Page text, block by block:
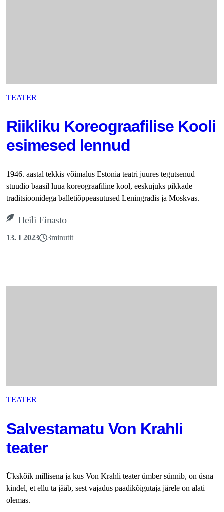
TEATER
Riikliku Koreograafilise Kooli
esimesed lennud
1946. aastal tekkis võimalus Estonia teatri juures tegutsenud
stuudio baasil luua koreograafiline kool, eeskujuks pikkade
traditsioonidega balletiõppeasutused Leningradis ja Moskvas.
Heili Einasto
13. I 2023 3minutit
TEATER
Salvestamatu Von Krahli
teater
Ükskõik millisena ja kus Von Krahli teater ümber sünnib, on üsna
kindel, et ellu ta jääb, sest vajadus paadikõigutaja järele on alati
olemas.